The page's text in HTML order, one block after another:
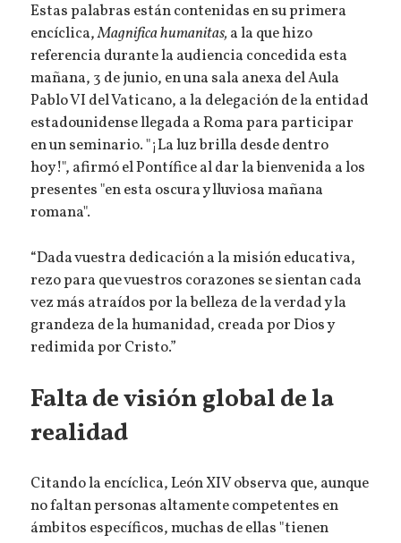
Estas palabras están contenidas en su primera
encíclica,Magnifica humanitas, a la que hizo
referencia durante la audiencia concedida esta
mañana, 3 de junio, en una sala anexa del Aula
Pablo VI del Vaticano, a la delegación de la entidad
estadounidense llegada a Roma para participar
en un seminario. "¡La luz brilla desde dentro
hoy!", afirmó el Pontífice al dar la bienvenida a los
presentes "en esta oscura y lluviosa mañana
romana".
“Dada vuestra dedicación a la misión educativa,
rezo para que vuestros corazones se sientan cada
vez más atraídos por la belleza de la verdad y la
grandeza de la humanidad, creada por Dios y
redimida por Cristo.”
Falta de visión global de la
realidad
Citando la encíclica, León XIV observa que, aunque
no faltan personas altamente competentes en
ámbitos específicos, muchas de ellas "tienen